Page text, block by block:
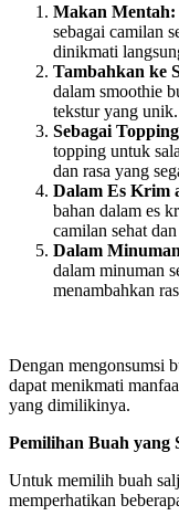
Makan Mentah:
sebagai camilan
dinikmati
Tambahkan ke
dalam smoothie
tekstur yang unik.
Sebagai Topping
topping untuk
dan rasa yang
Dalam Es Krim
bahan dalam es
camilan sehat
Dalam Minuman
dalam minuman
menambahkan
Dengan mengonsumsi
dapat menikmati
yang dimilikinya.
Pemilihan Buah yang
Untuk memilih buah
memperhatikan